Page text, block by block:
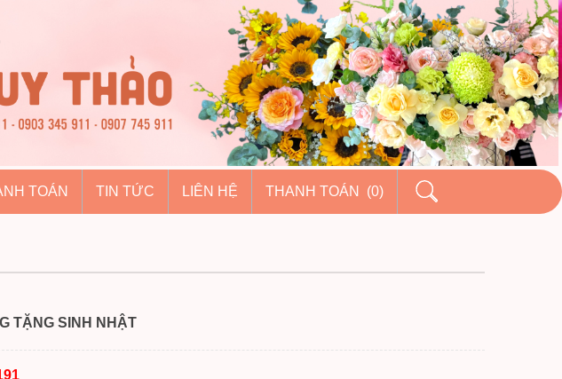
TOÁN TIN TỨC LIÊN HỆ THANH TOÁN (0)
TẶNG SINH NHẬT